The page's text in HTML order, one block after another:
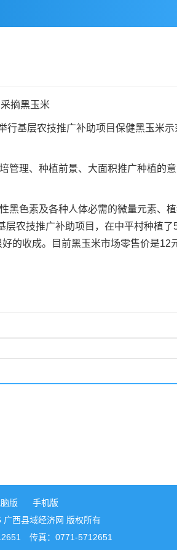
采摘黑玉米
层农技推广补助项目保健黑玉米示
理、种植前景、大面积推广种植的
色素及各种人体必需的微量元素、
农技推广补助项目，在中平村种植
的收成。目前黑玉米市场零售价是
版
手机版
西县域经济网 版权所有
传真：0771-5712651